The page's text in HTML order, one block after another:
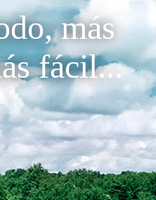
más
fácil...